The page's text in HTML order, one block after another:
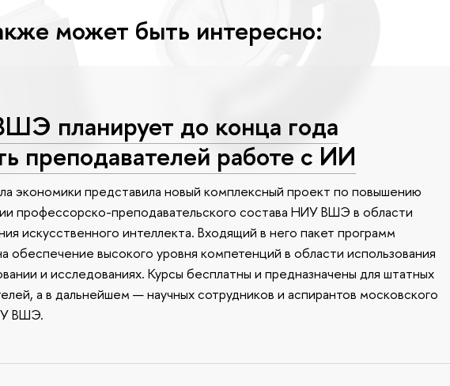
может быть интересно:
планирует до конца года
преподавателей работе с ИИ
экономики представила новый комплексный проект по повышению
профессорско-преподавательского состава НИУ ВШЭ в области
искусственного интеллекта. Входящий в него пакет программ
обеспечение высокого уровня компетенций в области использования
и исследованиях. Курсы бесплатны и предназначены для штатных
а в дальнейшем — научных сотрудников и аспирантов московского
ВШЭ.